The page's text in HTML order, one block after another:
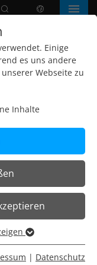
Sprache
Einige
es uns andere
Webseite zu
Inhalte
Funktionen
| Datenschutz